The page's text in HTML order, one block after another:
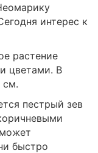
интерес к
растение
цветами. В
см.
пестрый зев
быстро